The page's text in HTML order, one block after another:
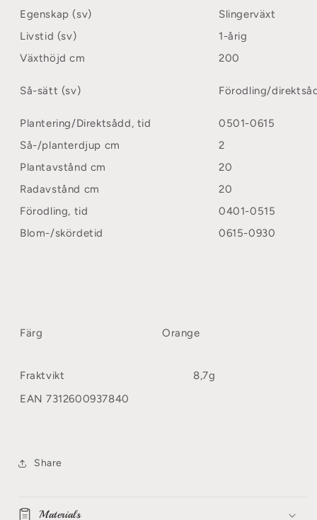
Egenskap (sv)
Slingerväxt
Livstid (sv)
1-årig
Växthöjd cm
200
Så-sätt (sv) Förodling/
Plantering/Direktsådd, tid
0501-0615
Så-/planterdjup cm
2
Plantavstånd cm
20
Radavstånd cm
20
Förodling, tid
0401-0515
Blom-/skördetid
0615-0930
Färg Orange
Fraktvikt
8,7g
EAN 7312600937840
Share
Materials